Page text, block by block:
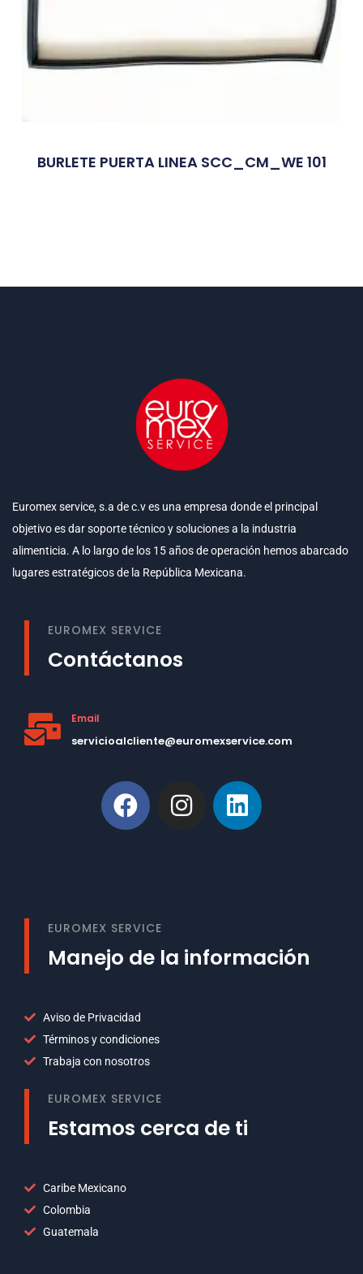
BURLETE PUERTA LINEA SCC_CM_WE 101
Euromex service, s.a de c.v es una empresa donde el principal
objetivo es dar soporte técnico y soluciones a la industria
alimenticia. A lo largo de los 15 años de operación hemos abarcado
lugares estratégicos de la República Mexicana.
EUROMEX SERVICE
Contáctanos
Email
servicioalcliente@euromexservice.com
EUROMEX SERVICE
Manejo de la información
Aviso de Privacidad
Términos y condiciones
Trabaja con nosotros
EUROMEX SERVICE
Estamos cerca de ti
Caribe Mexicano
Colombia
Guatemala